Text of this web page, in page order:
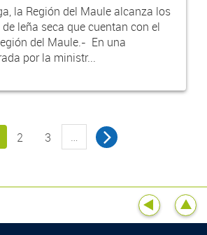
la Región del Maule alcanza los
leña seca que cuentan con el
del Maule.- En una
por la ministr...
2 3 …